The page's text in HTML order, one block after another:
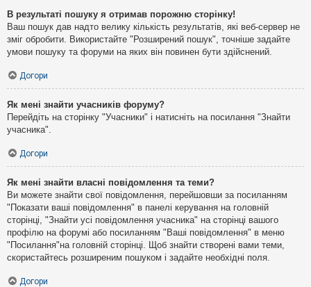
В результаті пошуку я отримав порожню сторінку!
Ваш пошук дав надто велику кількість результатів, які веб-сервер не
зміг обробити. Використайте "Розширений пошук", точніше задайте
умови пошуку та форуми на яких він повинен бути здійснений.
Догори
Як мені знайти учасників форуму?
Перейдіть на сторінку "Учасники" і натисніть на посилання "Знайти
учасника".
Догори
Як мені знайти власні повідомлення та теми?
Ви можете знайти свої повідомлення, перейшовши за посиланням
"Показати ваші повідомлення" в панелі керування на головній
сторінці, "Знайти усі повідомлення учасника" на сторінці вашого
профілю на форумі або посиланням "Ваші повідомлення" в меню
"Посилання"на головній сторінці. Щоб знайти створені вами теми,
скористайтесь розширеним пошуком і задайте необхідні поля.
Догори